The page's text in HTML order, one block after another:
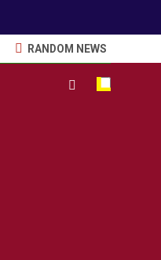
RANDOM NEWS